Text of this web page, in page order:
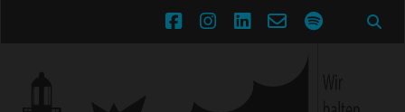
facebookinstagram
linkedin
email-spotify